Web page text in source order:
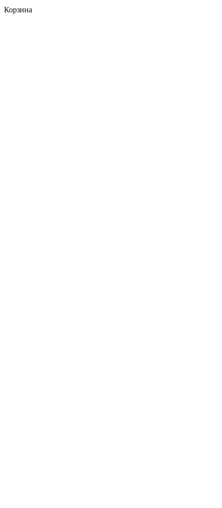
Корзина